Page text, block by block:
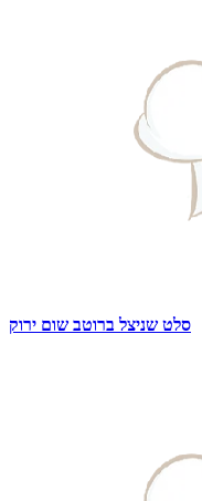
סלט שניצל ברוטב שום ירוק